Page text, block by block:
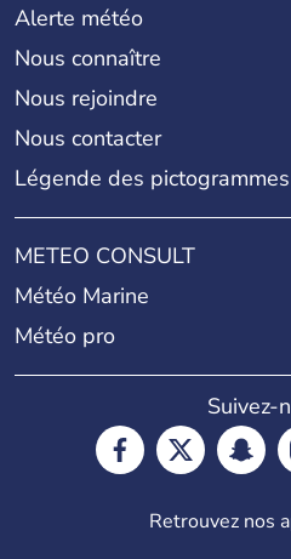
Alerte météo
Nous connaître
Nous rejoindre
Nous contacter
Légende des pictogrammes
METEO CONSULT
Météo Marine
Météo pro
Suivez-
Retrouvez nos